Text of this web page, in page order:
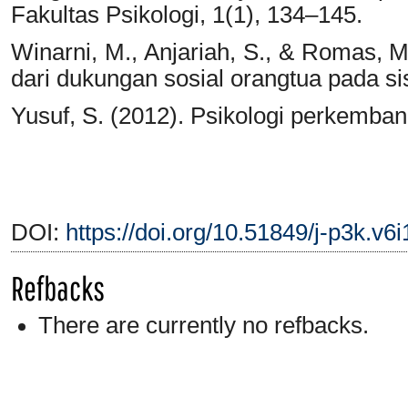
Fakultas Psikologi, 1(1), 134–145.
Winarni, M., Anjariah, S., & Romas,
dari dukungan sosial orangtua pada
Yusuf, S. (2012). Psikologi
DOI: https://doi.org/10.51849/j-
Refbacks
There are currently no refbacks.